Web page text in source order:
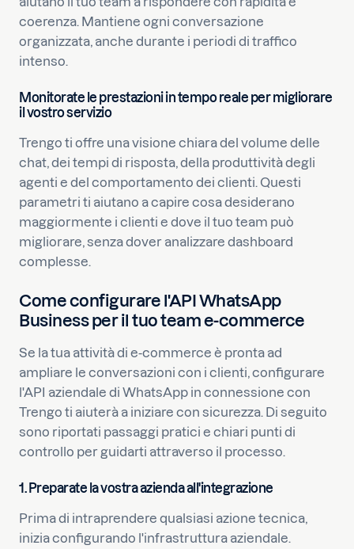
coerenza. Mantiene ogni conversazione
organizzata, anche durante i periodi di traffico
intenso.
Monitorate le prestazioni in tempo reale per migliorare
il vostro servizio
Trengo ti offre una visione chiara del volume delle
chat, dei tempi di risposta, della produttività degli
agenti e del comportamento dei clienti. Questi
parametri ti aiutano a capire cosa desiderano
maggiormente i clienti e dove il tuo team può
migliorare, senza dover analizzare dashboard
complesse.
Come configurare l'API WhatsApp
Business per il tuo team e-commerce
Se la tua attività di e-commerce è pronta ad
ampliare le conversazioni con i clienti, configurare
l'API aziendale di WhatsApp in connessione con
Trengo ti aiuterà a iniziare con sicurezza. Di seguito
sono riportati passaggi pratici e chiari punti di
controllo per guidarti attraverso il processo.
1. Preparate la vostra azienda all'integrazione
Prima di intraprendere qualsiasi azione tecnica,
inizia configurando l'infrastruttura aziendale.